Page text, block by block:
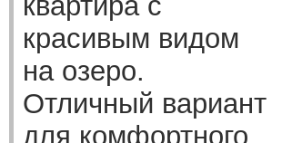
красивым видом
на озеро.
Отличный вариант
для комфортного